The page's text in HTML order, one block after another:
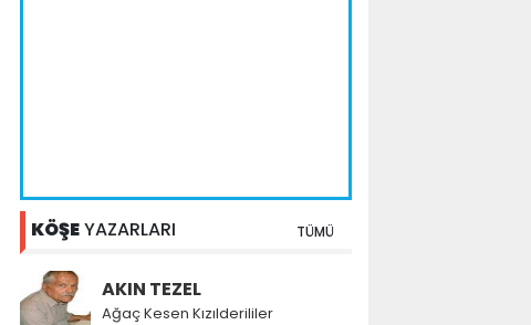
KÖŞEYAZARLARI TÜMÜ
AKIN TEZEL
Ağaç Kesen Kızılderililer